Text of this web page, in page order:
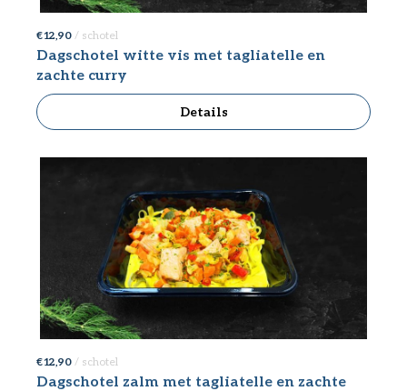
€ 12,90 / schotel
Dagschotel witte vis met tagliatelle en
zachte curry
Details
€ 12,90 / schotel
Dagschotel zalm met tagliatelle en zachte